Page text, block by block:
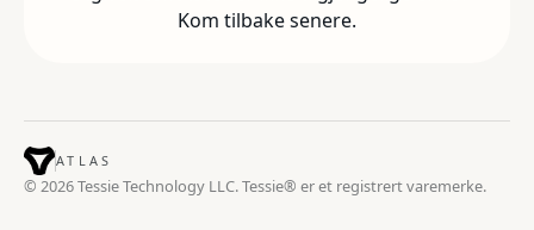
Kom tilbake senere.
ATLAS
© 2026 Tessie Technology LLC. Tessie® er et registrert varemerke.